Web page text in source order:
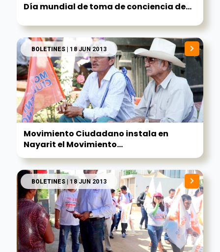
Día mundial de toma de conciencia de...
BOLETINES| 18 JUN 2013
Movimiento Ciudadano instala en
Nayarit el Movimiento...
BOLETINES| 18 JUN 2013